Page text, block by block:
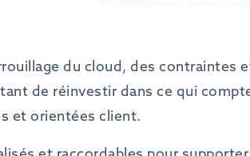
du cloud, des contraintes
de réinvestir dans ce qui
et orientées client.